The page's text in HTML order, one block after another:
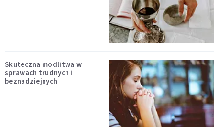
Skuteczna modlitwa w
sprawach trudnych i
beznadziejnych